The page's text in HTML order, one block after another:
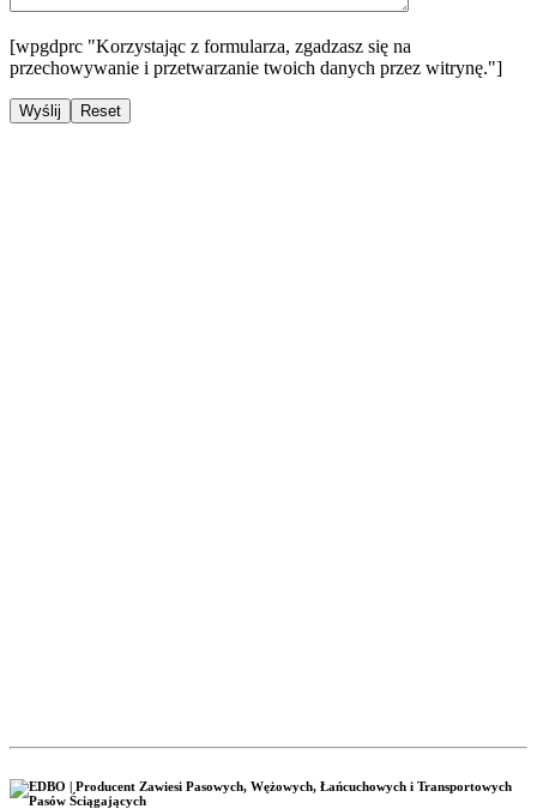
[wpgdprc "Korzystając z formularza, zgadzasz się na
przechowywanie i przetwarzanie twoich danych przez witrynę."]